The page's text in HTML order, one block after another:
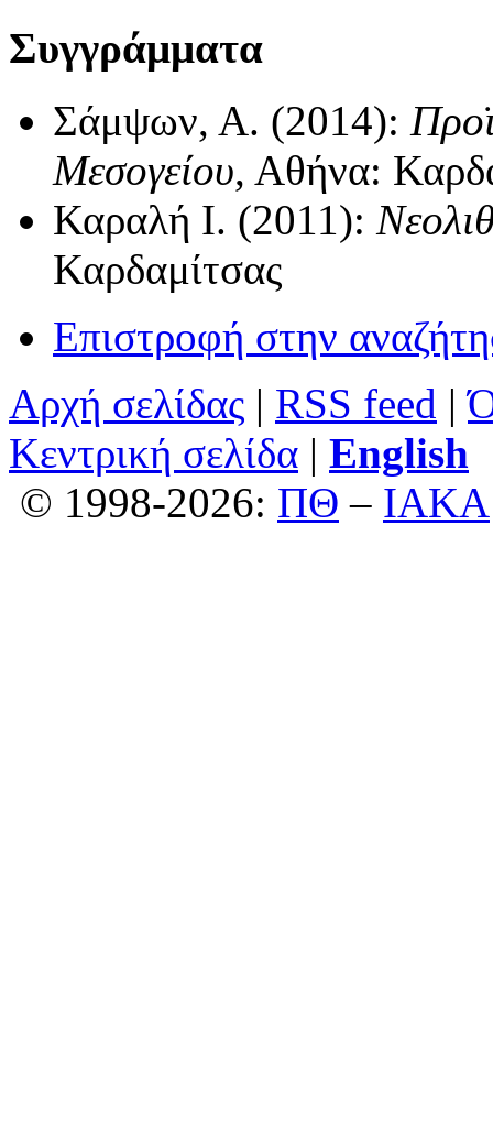
Συγγράμματα
Σάμψων, Α. (2014):
Μεσογείου, Αθήνα:
Καραλή Ι. (2011):
Καρδαμίτσας
Επιστροφή στην
Αρχή σελίδας | RSS feed |
Κεντρική σελίδα | English
© 1998-2026: ΠΘ – ΙΑΚΑ